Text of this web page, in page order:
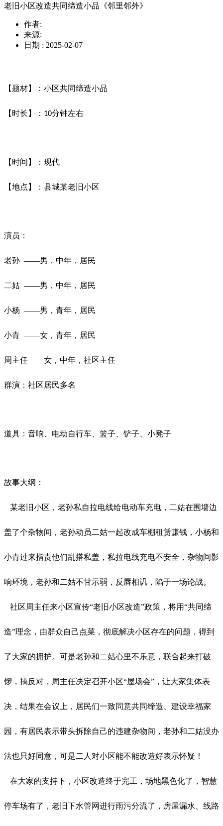
老旧小区改造共同缔造小品《邻里邻外》
作者:
来源:
日期 : 2025-02-07
【题材】：小区共同缔造小品
【时长】： 10分钟左右
【时间】：现代
【地点】：县城某老旧小区
演员：
老孙 ——男，中年，居民
二姑 ——男，中年，居民
小杨 ——男，青年，居民
小青 ——女，青年，居民
周主任——女，中年，社区主任
群演：社区居民多名
道具：音响、电动自行车、篮子、铲子、小凳子
故事大纲：
某老旧小区，老孙私自拉电线给电动车充电，二姑在围墙边
盖了个杂物间，老孙动员二姑一起改成车棚租赁赚钱，小杨和
小青过来指责他们乱搭私盖，私拉电线充电不安全，杂物间影
响环境，老孙和二姑不甘示弱，反唇相讥，陷于一场论战。
社区周主任来小区宣传“老旧小区改造”政策，将用“共同缔
造”理念，由群众自己点菜，彻底解决小区存在的问题，得到
了大家的拥护。可是老孙和二姑心里不乐意，联合起来打破
锣，搞反对，周主任决定召开小区“屋场会”，让大家集体表
决，结果在会议上，居民们一致同意共同缔造、建设幸福家
园，有居民表示带头拆除自己的违建杂物间，老孙和二姑没办
法也只好同意，可是二人对小区能不能改造好表示怀疑！
在大家的支持下，小区改造终于完工，场地黑色化了，智慧
停车场有了，老旧下水管网进行雨污分流了，房屋漏水、线路